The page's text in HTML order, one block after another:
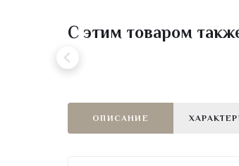
С этим товаром
ОПИСАНИЕ